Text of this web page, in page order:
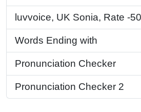
luvvoice, UK Sonia, Rate -
Words Ending with
Pronunciation Checker
Pronunciation Checker 2